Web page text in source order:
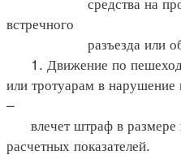
встречного
разъезда или
1. Движение по
или тротуарам в
–
влечет штраф в размере
расчетных показателей.